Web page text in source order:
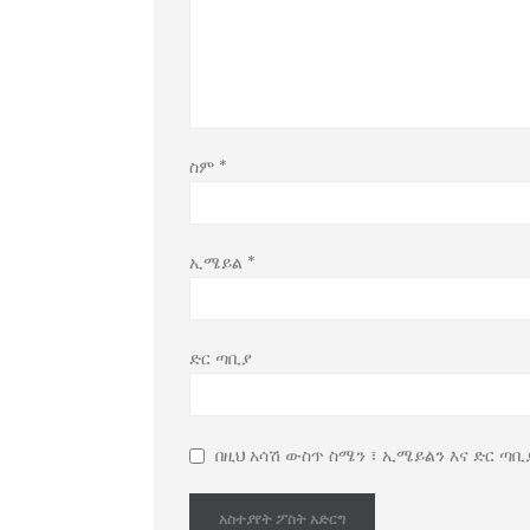
ስም *
ኢሜይል *
ድር ጣቢያ
በዚህ አሳሽ ውስጥ ስሜን ፣ ኢሜይልን እና ድር